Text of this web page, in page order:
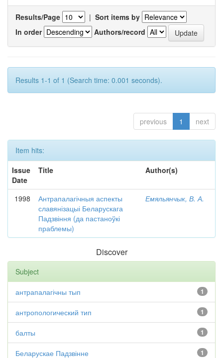
Results/Page | Sort items by
In order
Authors/record
Results 1-1 of 1 (Search time: 0.001 seconds).
previous 1 next
Item hits:
Issue
Date
Title Author(s)
1998
Антрапалагічныя аспекты
славянізацыі Беларускага
Падзвіння (да пастаноўкі
праблемы)
Емяльянчык, В. А.
Discover
Subject
1
антрапалагічны тып
1
антропологический тип
1
балты
1
Беларускае Падзвінне